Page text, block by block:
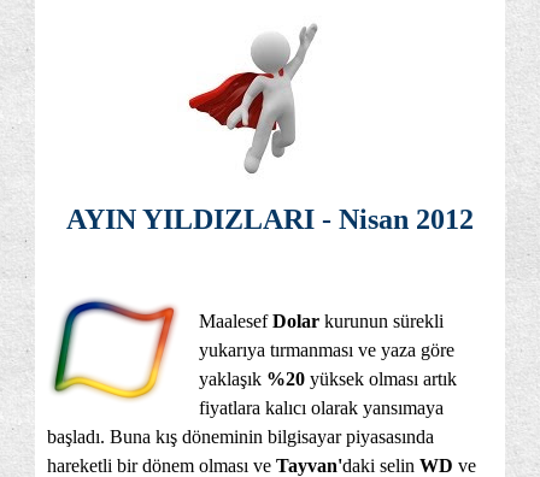
AYIN YILDIZLARI - Nisan 2012
MaalesefDolar kurunun sürekli
yukarıya tırmanması ve yaza göre
yaklaşık %20 yüksek olması artık
fiyatlara kalıcı olarak yansımaya
başladı. Buna kış döneminin bilgisayar piyasasında
hareketli bir dönem olması ve Tayvan'daki selin WD ve